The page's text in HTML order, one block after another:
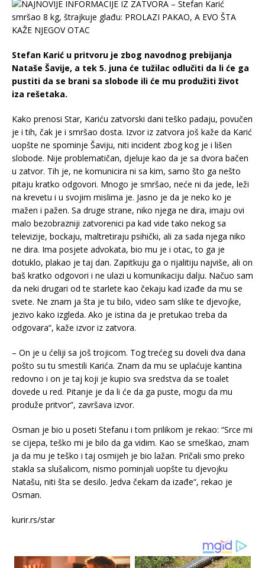
Stefan Karić u pritvoru je zbog navodnog prebijanja
Nataše Šavije, a tek 5. juna će tužilac odlučiti da li će ga
pustiti da se brani sa slobode ili će mu produžiti život
iza rešetaka.
Kako prenosi Star, Kariću zatvorski dani teško padaju, povučen
je i tih, čak je i smršao dosta. Izvor iz zatvora još kaže da Karić
uopšte ne spominje Šaviju, niti incident zbog kog je i lišen
slobode. Nije problematičan, djeluje kao da je sa dvora bačen
u zatvor. Tih je, ne komunicira ni sa kim, samo što ga nešto
pitaju kratko odgovori. Mnogo je smršao, neće ni da jede, leži
na krevetu i u svojim mislima je. Jasno je da je neko ko je
mažen i pažen. Sa druge strane, niko njega ne dira, imaju ovi
malo bezobrazniji zatvorenici pa kad vide tako nekog sa
televizije, bockaju, maltretiraju psihički, ali za sada njega niko
ne dira. Ima posjete advokata, bio mu je i otac, to ga je
dotuklo, plakao je taj dan. Zapitkuju ga o rijalitiju najviše, ali on
baš kratko odgovori i ne ulazi u komunikaciju dalju. Načuo sam
da neki drugari od te starlete kao čekaju kad izađe da mu se
svete. Ne znam ja šta je tu bilo, video sam slike te djevojke,
jezivo kako izgleda. Ako je istina da je pretukao treba da
odgovara“, kaže izvor iz zatvora.
– On je u ćeliji sa još trojicom. Tog trećeg su doveli dva dana
pošto su tu smestili Karića. Znam da mu se uplaćuje kantina
redovno i on je taj koji je kupio sva sredstva da se toalet
dovede u red. Pitanje je da li će da ga puste, mogu da mu
produže pritvor”, završava izvor.
Osman je bio u poseti Stefanu i tom prilikom je rekao: “Srce mi
se cijepa, teško mi je bilo da ga vidim. Kao se smeškao, znam
ja da mu je teško i taj osmijeh je bio lažan. Pričali smo preko
stakla sa slušalicom, nismo pominjali uopšte tu djevojku
Natašu, niti šta se desilo. Jedva čekam da izađe“, rekao je
Osman.
kurir.rs/star